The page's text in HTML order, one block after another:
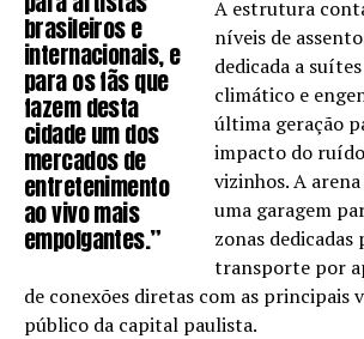
brasileiros e
internacionais, e
para os fãs que
fazem desta
cidade um dos
mercados de
entretenimento
ao vivo mais
empolgantes.”
A estrutura
níveis de
dedicada a
climático e
última geração
impacto do
vizinhos. A
uma garagem
zonas dedicadas
transporte por
de conexões diretas com as principais
público da capital paulista.